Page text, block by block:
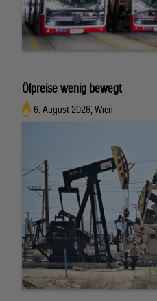
Ölpreise wenig bewegt
6. August 2026, Wien